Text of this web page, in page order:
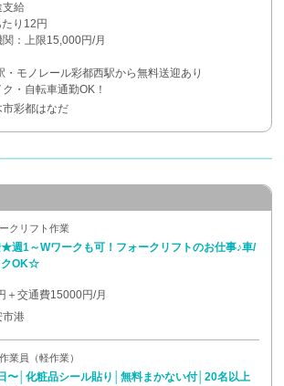
支給
り12円
：上限15,000円/月
モノレール彩都西駅から無料送迎あり
・自転車通勤OK！
市彩都はなだ
クリフト作業
週1～Wワークも可！フォークリフトのお仕事♪車/
クOK☆
＋交通費15000円/月
市港
業員（軽作業）
〜│化粧品シール貼り│無料まかない付│20名以上